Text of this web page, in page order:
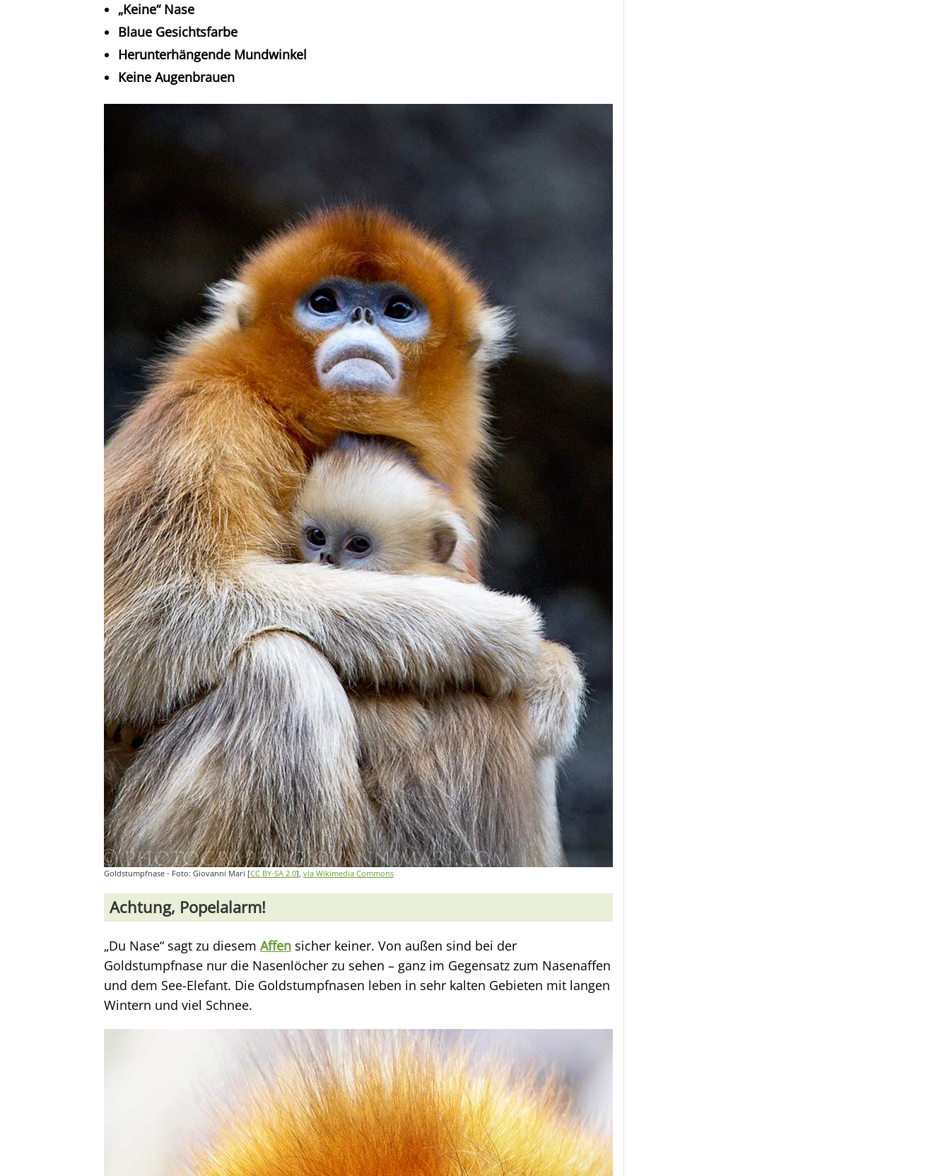
„Keine“ Nase
Blaue Gesichtsfarbe
Herunterhängende Mundwinkel
Keine Augenbrauen
Goldstumpfnase - Foto: Giovanni Mari [CC BY-SA 2.0], via Wikimedia Commons
Achtung, Popelalarm!
„Du Nase“ sagt zu diesem Affen sicher keiner. Von außen sind bei der
Goldstumpfnase nur die Nasenlöcher zu sehen – ganz im Gegensatz zum Nasenaffen
und dem See-Elefant. Die Goldstumpfnasen leben in sehr kalten Gebieten mit langen
Wintern und viel Schnee.